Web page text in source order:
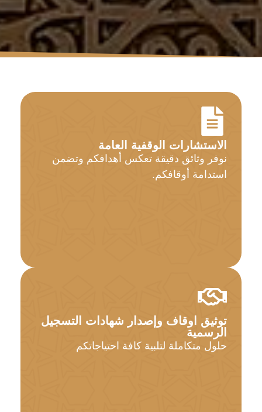
الاستشارات الوقفية العامة
نوفر وثائق دقيقة تعكس أهدافكم وتضمن
استدامة أوقافكم.
توثيق اوقاف وإصدار شهادات التسجيل
الرسمية
حلول متكاملة لتلبية كافة احتياجاتكم